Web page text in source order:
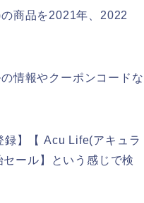
商品を2021年、2022
情報やクーポンコードな
】【 Acu Life(アキュラ
ール】という感じで検